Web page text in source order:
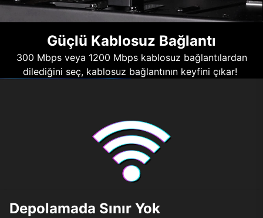
Güçlü Kablosuz Bağlantı
300 Mbps veya 1200 Mbps kablosuz bağlantılardan
dilediğini seç, kablosuz bağlantının keyfini çıkar!
Depolamada Sınır Yok